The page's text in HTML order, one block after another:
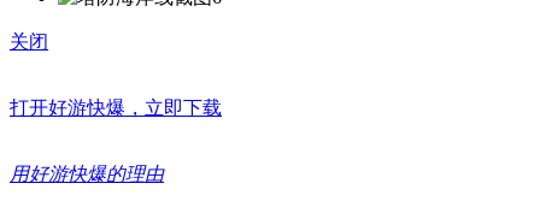
关闭
打开好游快爆，立即下载
用好游快爆的理由